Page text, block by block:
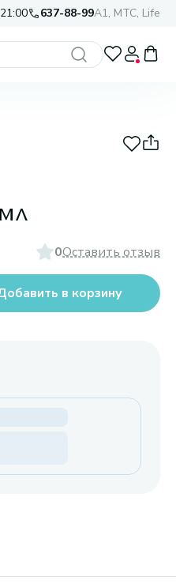
637-88-99A1, МТС, Life
0Оставить отзыв
в корзину